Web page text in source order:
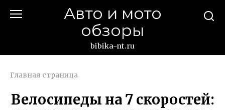
Авто и мото
обзоры
bibika-nt.ru
Главная страница
Велосипеды на 7 скоростей: